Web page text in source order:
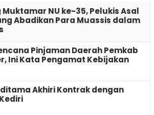
NU ke-35, Pelukis Asal
Abadikan Para Muassis dalam
Pinjaman Daerah Pemkab
Ini Kata Pengamat Kebijakan
Akhiri Kontrak dengan